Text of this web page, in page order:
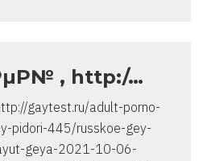
, http:/…
gaytest.ru/adult-porno-
pidori-445/russkoe-gey-
geya-2021-10-06-